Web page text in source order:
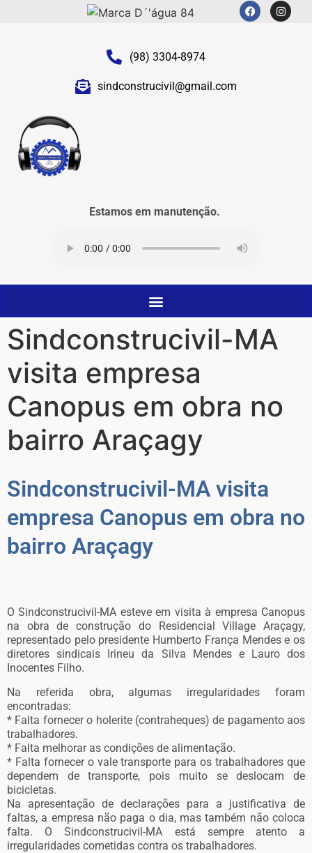
(98) 3304-8974
sindconstrucivil@gmail.com
Estamos em manutenção.
Sindconstrucivil-MA
visita empresa
Canopus em obra no
bairro Araçagy
Sindconstrucivil-MA visita
empresa Canopus em obra no
bairro Araçagy
O Sindconstrucivil-MA esteve em visita à empresa Canopus
na obra de construção do Residencial Village Araçagy,
representado pelo presidente Humberto França Mendes e os
diretores sindicais Irineu da Silva Mendes e Lauro dos
Inocentes Filho.
Na referida obra, algumas irregularidades foram
encontradas:
* Falta fornecer o holerite (contraheques) de pagamento aos
trabalhadores.
* Falta melhorar as condições de alimentação.
* Falta fornecer o vale transporte para os trabalhadores que
dependem de transporte, pois muito se deslocam de
bicicletas.
Na apresentação de declarações para a justificativa de
faltas, a empresa não paga o dia, mas também não coloca
falta. O Sindconstrucivil-MA está sempre atento a
irregularidades cometidas contra os trabalhadores.